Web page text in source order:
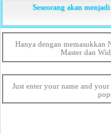
Seseorang akan
Hanya dengan memasukkan
Master dan
Just enter your name and